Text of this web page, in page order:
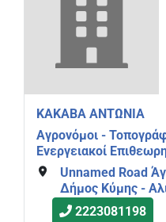
ΚΑΚΑΒΑ ΑΝΤΩΝΙΑ
Αγρονόμοι -
Ενεργειακοί
Unnamed Road
Δήμος Κύμης -
2223081198